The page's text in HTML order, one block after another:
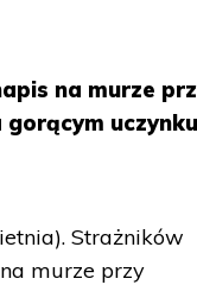
na murze
Strażników
murze przy